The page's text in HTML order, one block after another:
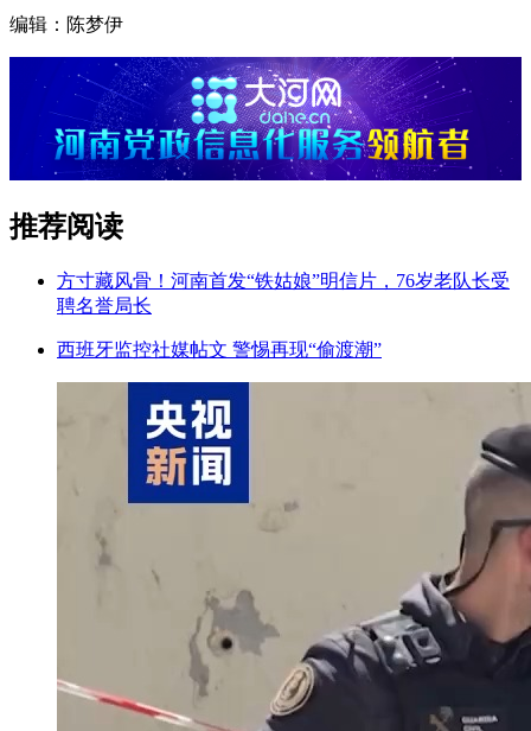
编辑：陈梦伊
推荐阅读
方寸藏风骨！河南首发“铁姑娘”明信片，76岁老队长受
聘名誉局长
西班牙监控社媒帖文 警惕再现“偷渡潮”